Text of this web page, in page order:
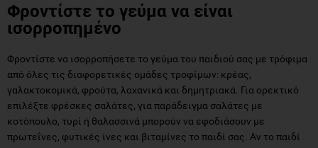
Φροντίστε το γεύμα να είναι
ισορροπημένο
Φροντίστε να ισορροπήσετε το γεύμα του παιδιού σας με τρόφιμα
από όλες τις διαφορετικές ομάδες τροφίμων: κρέας,
γαλακτοκομικά, φρούτα, λαχανικά και δημητριακά. Για ορεκτικό
επιλέξτε φρέσκες σαλάτες, για παράδειγμα σαλάτες με
κοτόπουλο, τυρί ή θαλασσινά μπορούν να εφοδιάσουν με
πρωτεΐνες, φυτικές ίνες και βιταμίνες το παιδί σας. Αν το παιδί